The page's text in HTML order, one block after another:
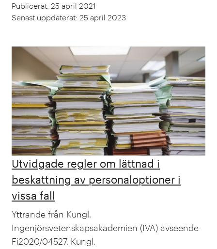
Publicerat: 25 april 2021
Senast uppdaterat: 25 april 2023
Utvidgade regler om lättnad i
beskattning av personaloptioner i
vissa fall
Yttrande från Kungl.
Ingenjörsvetenskapsakademien (IVA) avseende
Fi2020/04527. Kungl.